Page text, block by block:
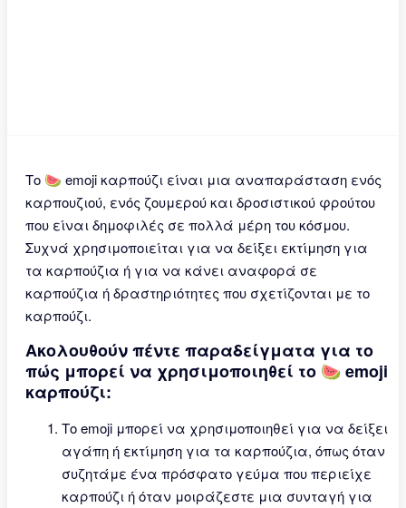
Το 🍉 emoji καρπούζι είναι μια αναπαράσταση ενός
καρπουζιού, ενός ζουμερού και δροσιστικού φρούτου
που είναι δημοφιλές σε πολλά μέρη του κόσμου.
Συχνά χρησιμοποιείται για να δείξει εκτίμηση για
τα καρπούζια ή για να κάνει αναφορά σε
καρπούζια ή δραστηριότητες που σχετίζονται με το
καρπούζι.
Ακολουθούν πέντε παραδείγματα για το
πώς μπορεί να χρησιμοποιηθεί το 🍉 emoji
καρπούζι:
Το emoji μπορεί να χρησιμοποιηθεί για να δείξει
αγάπη ή εκτίμηση για τα καρπούζια, όπως όταν
συζητάμε ένα πρόσφατο γεύμα που περιείχε
καρπούζι ή όταν μοιράζεστε μια συνταγή για